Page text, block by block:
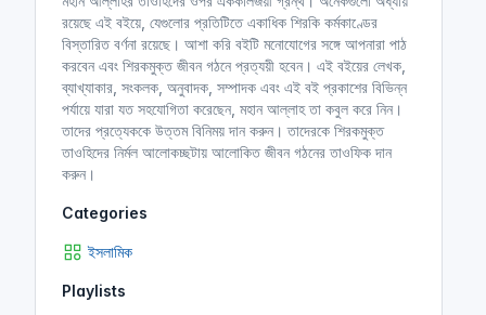
রয়েছে এই বইয়ে, যেগুলোর প্রতিটিতে একাধিক শিরকি কর্মকাণ্ডের
বিস্তারিত বর্ণনা রয়েছে। আশা করি বইটি মনোযোগের সঙ্গে আপনারা পাঠ
করবেন এবং শিরকমুক্ত জীবন গঠনে প্রত্যয়ী হবেন। এই বইয়ের লেখক,
ব্যাখ্যাকার, সংকলক, অনুবাদক, সম্পাদক এবং এই বই প্রকাশের বিভিন্ন
পর্যায়ে যারা যত সহযোগিতা করেছেন, মহান আল্লাহ তা কবুল করে নিন।
তাদের প্রত্যেককে উত্তম বিনিময় দান করুন। তাদেরকে শিরকমুক্ত
তাওহিদের নির্মল আলোকচ্ছটায় আলোকিত জীবন গঠনের তাওফিক দান
করুন।
Categories
ইসলামিক
Playlists